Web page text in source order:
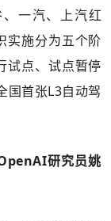
一汽、上汽红
实施分为五个阶
试点、试点暂停
国首张L3自动驾
研究员姚